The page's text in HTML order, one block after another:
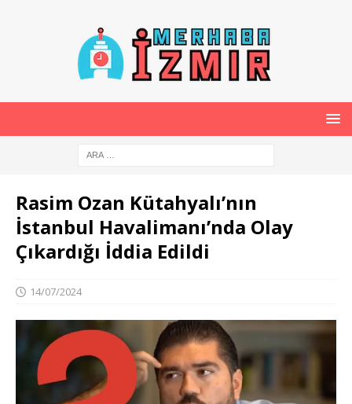
Rasim Ozan Kütahyalı’nın
İstanbul Havalimanı’nda Olay
Çıkardığı İddia Edildi
14/07/2024